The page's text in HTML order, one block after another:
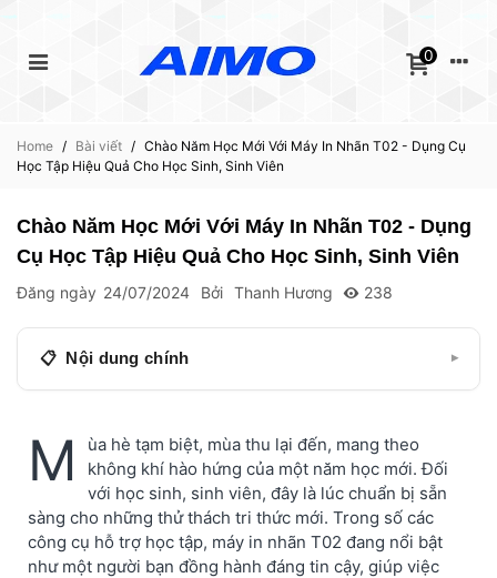
0
Home / Bài viết / Chào Năm Học Mới Với Máy In Nhãn T02 - Dụng Cụ
Học Tập Hiệu Quả Cho Học Sinh, Sinh Viên
Chào Năm Học Mới Với Máy In Nhãn T02 - Dụng
Cụ Học Tập Hiệu Quả Cho Học Sinh, Sinh Viên
Đăng ngày 24/07/2024 Bởi Thanh Hương 238
Nội dung chính ▾
Giấy in nhiệt màu trắng cho T02, 53mm X 6.5m,
KT-RM10, không keo
Giấy in nhiệt Vàng/Hồng/Xanh cho T02, 53mm X
6.5m, KT-RMYPB, không keo
M
ùa hè tạm biệt, mùa thu lại đến, mang theo
không khí hào hứng của một năm học mới. Đối
với học sinh, sinh viên, đây là lúc chuẩn bị sẵn
sàng cho những thử thách tri thức mới. Trong số các
công cụ hỗ trợ học tập, máy in nhãn T02 đang nổi bật
như một người bạn đồng hành đáng tin cậy, giúp việc